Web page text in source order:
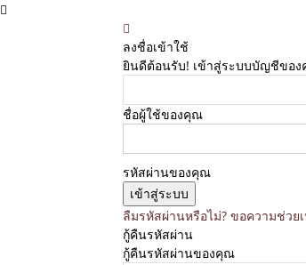
ลงชื่อเข้าใช้
ยินดีต้อนรับ! เข้าสู่ระบบบัญชีขอ
ชื่อผู้ใช้ของคุณ
รหัสผ่านของคุณ
ลืมรหัสผ่านหรือไม่? ขอความช่วย
กู้คืนรหัสผ่าน
กู้คืนรหัสผ่านของคุณ